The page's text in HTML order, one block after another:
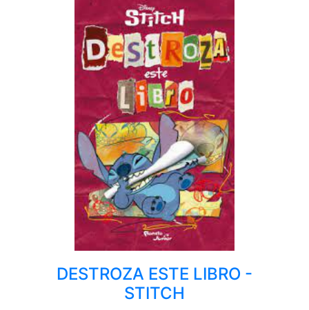
DESTROZA ESTE LIBRO -
STITCH